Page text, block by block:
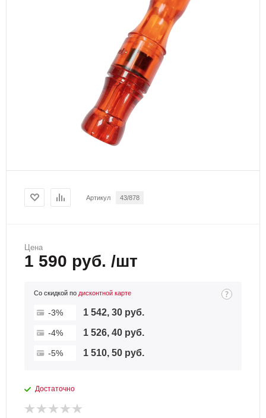
Артикул 43/878
Цена
1 590 руб. /шт
Со скидкой по дисконтной карте
-3% 1 542, 30 руб.
-4% 1 526, 40 руб.
-5% 1 510, 50 руб.
Достаточно